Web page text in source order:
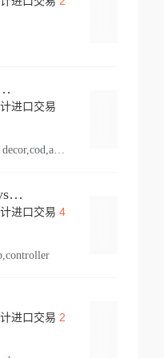
Resort
进口交易
vehicle,pl 2,arts,home decor,cod,amusement ride,sea
Duetto Intergrgrated Systems Inc.
进口交易 4
进口交易 2